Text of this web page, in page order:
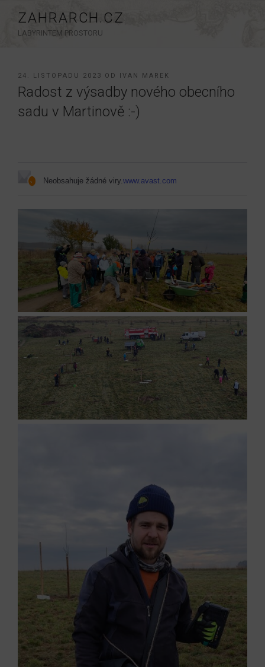
obsahu
ZAHRARCH.CZ
LABYRINTEM PROSTORU
PUBLIKOVÁNO
24. LISTOPADU 2023 OD IVAN MAREK
Radost z výsadby nového obecního
sadu v Martinově :-)
Neobsahuje žádné viry.www.avast.com